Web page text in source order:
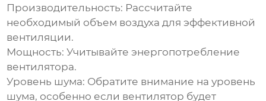
Производительность: Рассчитайте
необходимый объем воздуха для эффективной
вентиляции.
Мощность: Учитывайте энергопотребление
вентилятора.
Уровень шума: Обратите внимание на уровень
шума, особенно если вентилятор будет